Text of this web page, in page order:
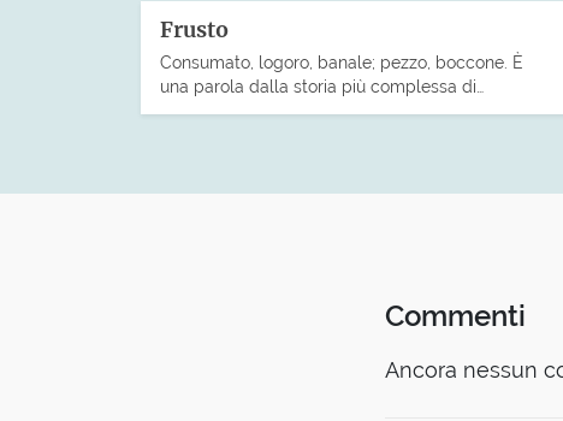
Frusto
Consumato, logoro, banale; pezzo, boccone. È
una parola dalla storia più complessa di…
Commenti
Ancora nessun